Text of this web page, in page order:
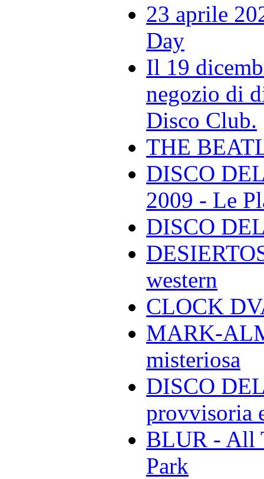
23 aprile
Day
Il 19
negozio di
Disco Club.
THE
DISCO
2009 - Le
DISCO
western
CLOCK
MARK-
misteriosa
DISCO
provvisoria
BLUR - All
Park